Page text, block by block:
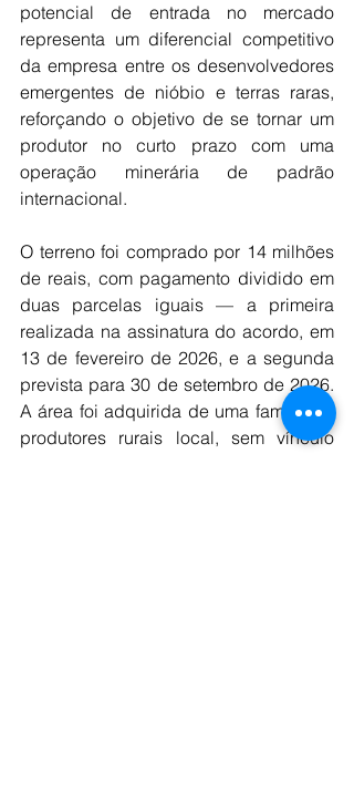
potencial de entrada no mercado
representa um diferencial competitivo
da empresa entre os desenvolvedores
emergentes de nióbio e terras raras,
reforçando o objetivo de se tornar um
produtor no curto prazo com uma
operação minerária de padrão
internacional.
O terreno foi comprado por 14 milhões
de reais, com pagamento dividido em
duas parcelas iguais — a primeira
realizada na assinatura do acordo, em
13 de fevereiro de 2026, e a segunda
prevista para 30 de setembro de 2026.
A área foi adquirida de uma família de
produtores rurais local, sem vínculo